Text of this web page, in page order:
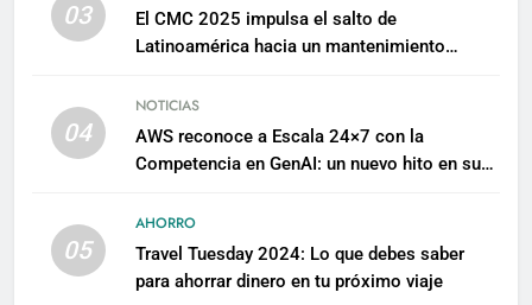
03
El CMC 2025 impulsa el salto de
Latinoamérica hacia un mantenimiento
04
NOTICIAS
AWS reconoce a Escala 24×7 con la
Competencia en GenAI: un nuevo hito en su
05
AHORRO
Travel Tuesday 2024: Lo que debes saber
para ahorrar dinero en tu próximo viaje